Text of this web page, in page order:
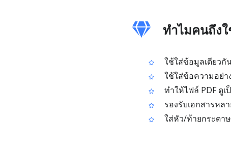
ทำไมคนถึงใ
ใช้ใส่ข้อมูลเดียวกั
ใช้ใส่ข้อความอย่า
ทำให้ไฟล์ PDF ดู
รองรับเอกสารหล
ใส่หัว/ท้ายกระดา